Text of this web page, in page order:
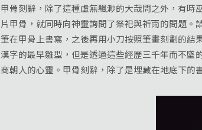
甲骨刻辭，除了這種虛無飄渺的大哉問之外，有
片甲骨，就同時向神靈詢問了祭祀與祈雨的問題
筆在甲骨上書寫，之後再用小刀按照筆畫刻劃的
漢字的最早雛型，但是透過這些經歷三千年而不
商朝人的心靈。甲骨刻辭，除了是埋藏在地底下的